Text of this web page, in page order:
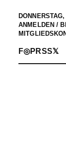
ANMELDEN /
F◎PRSS𝕏